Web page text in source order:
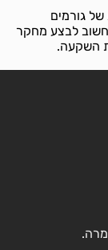
גורמים
חשוב לבצע מחקר
השקעה.